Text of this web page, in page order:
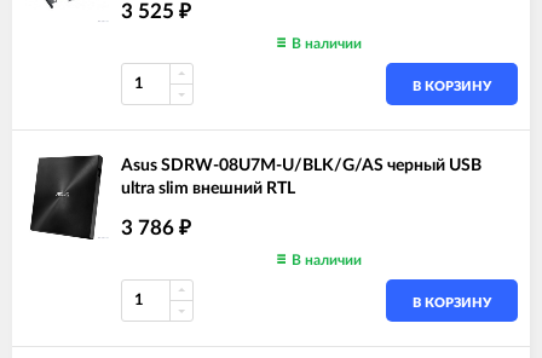
3 525 ₽
В наличии
В КОРЗИНУ
Asus SDRW-08U7M-U/BLK/G/AS черный USB
ultra slim внешний RTL
3 786 ₽
В наличии
В КОРЗИНУ